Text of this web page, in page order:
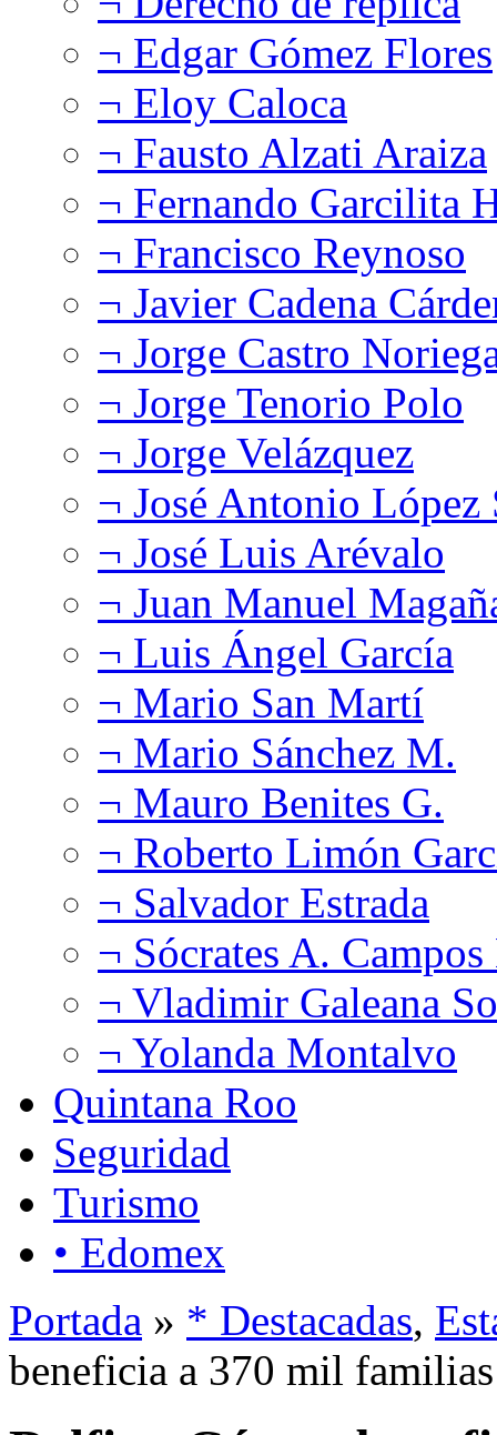
¬ Edgar Gómez Flores
¬ Eloy Caloca
¬ Fausto Alzati Araiza
¬ Fernando Garcilita
¬ Francisco Reynoso
¬ Javier Cadena
¬ Jorge Castro
¬ Jorge Tenorio Polo
¬ Jorge Velázquez
¬ José Antonio López
¬ José Luis Arévalo
¬ Juan Manuel
¬ Luis Ángel García
¬ Mario San Martí
¬ Mario Sánchez M.
¬ Mauro Benites G.
¬ Roberto Limón
¬ Salvador Estrada
¬ Sócrates A.
¬ Vladimir Galeana
¬ Yolanda Montalvo
Quintana Roo
Seguridad
Turismo
• Edomex
Portada » * Destacadas,
beneficia a 370 mil